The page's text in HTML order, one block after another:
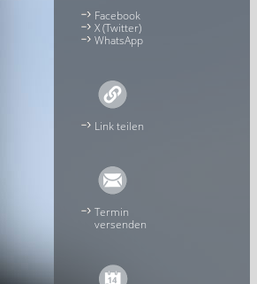
Facebook
X (Twitter)
WhatsApp
Link teilen
Termin
versenden